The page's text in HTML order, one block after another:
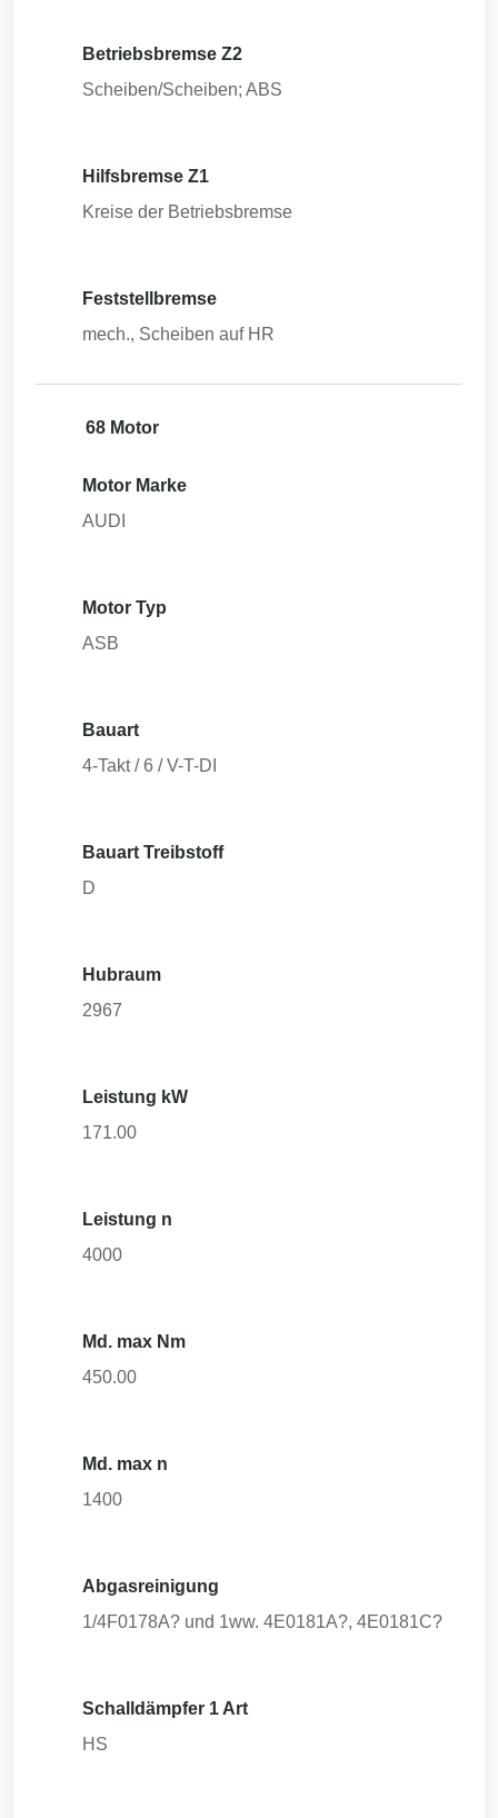
Betriebsbremse Z2
Scheiben/Scheiben; ABS
Hilfsbremse Z1
Kreise der Betriebsbremse
Feststellbremse
mech., Scheiben auf HR
68 Motor
Motor Marke
AUDI
Motor Typ
ASB
Bauart
4-Takt / 6 / V-T-DI
Bauart Treibstoff
D
Hubraum
2967
Leistung kW
171.00
Leistung n
4000
Md. max Nm
450.00
Md. max n
1400
Abgasreinigung
1/4F0178A? und 1ww. 4E0181A?, 4E0181C?
Schalldämpfer 1 Art
HS